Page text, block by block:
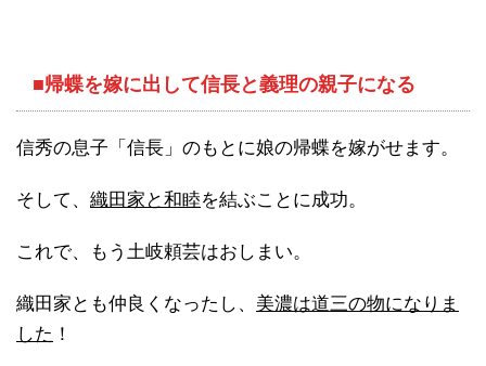
■帰蝶を嫁に出して信長と義理の親子になる
信秀の息子「信長」のもとに娘の帰蝶を嫁がせます。
そして、 織田家と和睦を結ぶことに成功。
これで、もう土岐頼芸はおしまい。
織田家とも仲良くなったし、 美濃は道三の物になりま
した ！